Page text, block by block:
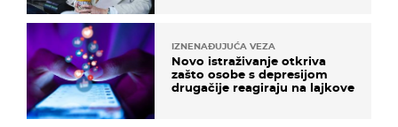
IZNENAĐUJUĆA VEZA
Novo istraživanje otkriva
zašto osobe s depresijom
drugačije reagiraju na lajkove